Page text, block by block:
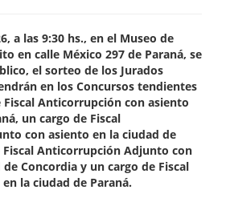
a las 9:30 hs., en el Museo de
en calle México 297 de Paraná, se
el sorteo de los Jurados
en los Concursos tendientes
Anticorrupción con asiento
un cargo de Fiscal
con asiento en la ciudad de
Fiscal Anticorrupción Adjunto con
Concordia y un cargo de Fiscal
la ciudad de Paraná.